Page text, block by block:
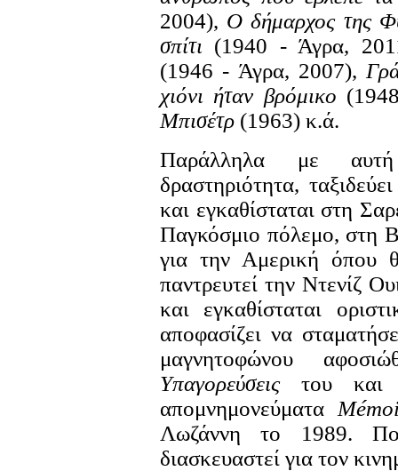
2004), Ο δήμαρχος της
σπίτι (1940 - Άγρα,
(1946 - Άγρα, 2007),
χιόνι ήταν βρόμικο
Μπισέτρ (1963) κ.ά.
Παράλληλα με αυτή
δραστηριότητα,
και εγκαθίσταται στη
Παγκόσμιο πόλεμο, στη
για την Αμερική όπου
παντρευτεί την Ντενίζ
και εγκαθίσταται
αποφασίζει να
μαγνητοφώνου
Υπαγορεύσειςτου και
απομνημονεύματα
Λωζάννη το 1989.
διασκευαστεί για τον